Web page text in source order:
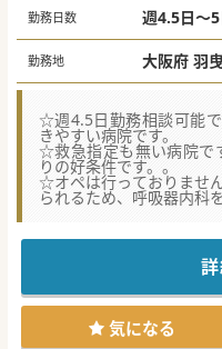
勤務日数 週4.5日～5
勤務地 大阪
☆週4.5日勤務相談可能
きやすい病院です。
☆救急指定も無い病院で
りの好条件です。。
☆オペは行っておりませ
られるため、呼吸器内科
ワークライフバランス重
幅広くオススメさせて
お気軽にお問い合わせ
#秋入職可
気になる